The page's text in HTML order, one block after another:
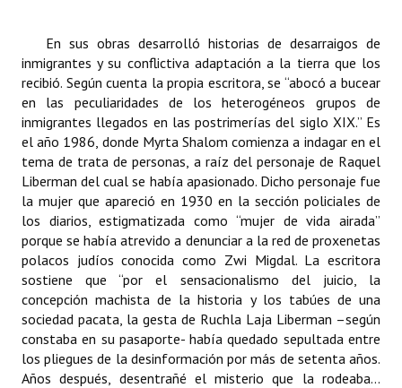
En sus obras desarrolló historias de desarraigos de
inmigrantes y su conflictiva adaptación a la tierra que los
recibió. Según cuenta la propia escritora, se “abocó a bucear
en las peculiaridades de los heterogéneos grupos de
inmigrantes llegados en las postrimerías del siglo XIX.” Es
el año 1986, donde Myrta Shalom comienza a indagar en el
tema de trata de personas, a raíz del personaje de Raquel
Liberman del cual se había apasionado. Dicho personaje fue
la mujer que apareció en 1930 en la sección policiales de
los diarios, estigmatizada como “mujer de vida airada”
porque se había atrevido a denunciar a la red de proxenetas
polacos judíos conocida como Zwi Migdal. La escritora
sostiene que “por el sensacionalismo del juicio, la
concepción machista de la historia y los tabúes de una
sociedad pacata, la gesta de Ruchla Laja Liberman –según
constaba en su pasaporte- había quedado sepultada entre
los pliegues de la desinformación por más de setenta años.
Años después, desentrañé el misterio que la rodeaba…